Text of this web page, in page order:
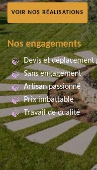
VOIR NOS RÉALISATIONS
Nos engagements
Devis et déplacement
Sans engagement
Artisan passionné
Prix imbattable
Travail de qualité